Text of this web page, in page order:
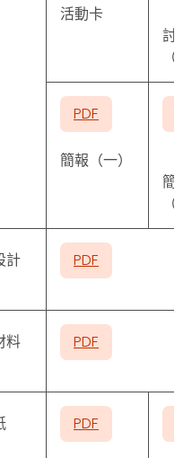
活動卡
討
（
PDF
簡報（一）
簡報
（
計 PDF
料 PDF
PDF